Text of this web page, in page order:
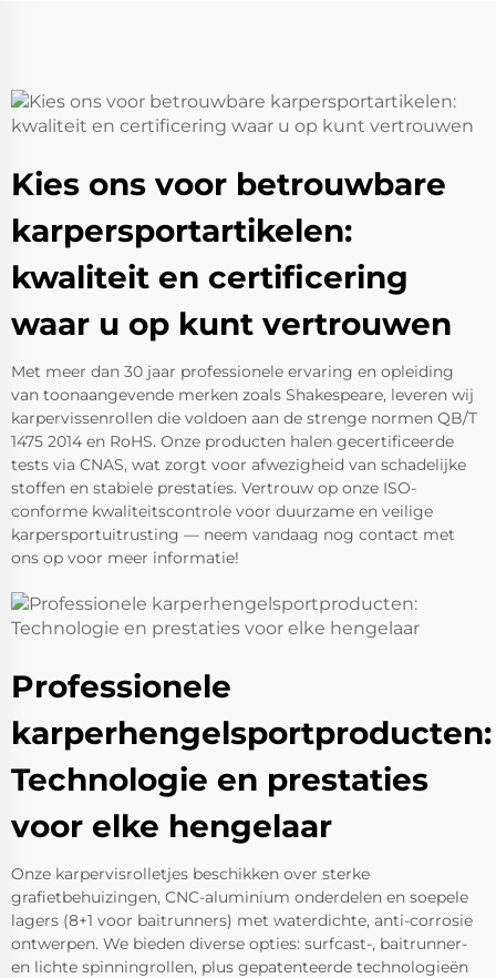
Kies ons voor betrouwbare
karpersportartikelen:
kwaliteit en certificering
waar u op kunt vertrouwen
Met meer dan 30 jaar professionele ervaring en opleiding
van toonaangevende merken zoals Shakespeare, leveren wij
karpervissenrollen die voldoen aan de strenge normen QB/T
1475 2014 en RoHS. Onze producten halen gecertificeerde
tests via CNAS, wat zorgt voor afwezigheid van schadelijke
stoffen en stabiele prestaties. Vertrouw op onze ISO-
conforme kwaliteitscontrole voor duurzame en veilige
karpersportuitrusting — neem vandaag nog contact met
ons op voor meer informatie!
Professionele
karperhengelsportproducten:
Technologie en prestaties
voor elke hengelaar
Onze karpervisrolletjes beschikken over sterke
grafietbehuizingen, CNC-aluminium onderdelen en soepele
lagers (8+1 voor baitrunners) met waterdichte, anti-corrosie
ontwerpen. We bieden diverse opties: surfcast-, baitrunner-
en lichte spinningrollen, plus gepatenteerde technologieën